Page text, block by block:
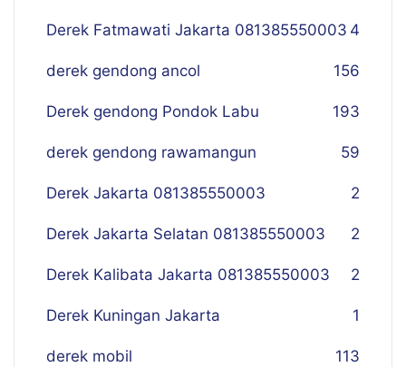
Derek Fatmawati Jakarta 081385550003 4
derek gendong ancol 156
Derek gendong Pondok Labu 193
derek gendong rawamangun 59
Derek Jakarta 081385550003 2
Derek Jakarta Selatan 081385550003 2
Derek Kalibata Jakarta 081385550003 2
Derek Kuningan Jakarta 1
derek mobil 113